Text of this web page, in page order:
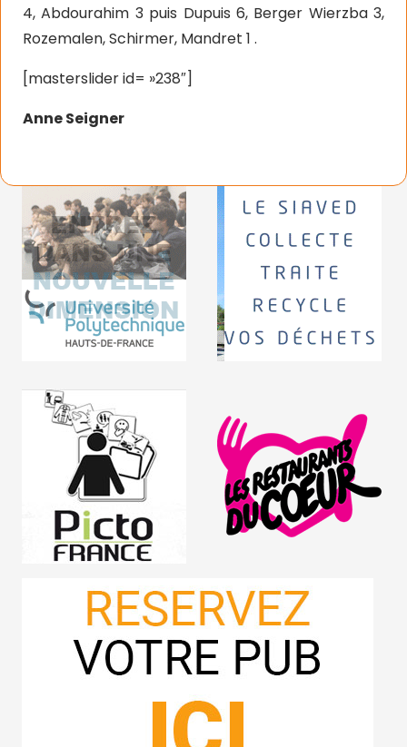
4, Abdourahim 3 puis Dupuis 6, Berger Wierzba 3,
Rozemalen, Schirmer, Mandret 1 .
[masterslider id= »238″]
Anne Seigner